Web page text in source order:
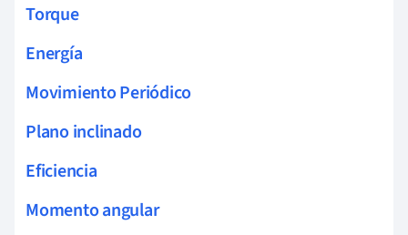
Torque
Energía
Movimiento Periódico
Plano inclinado
Eficiencia
Momento angular